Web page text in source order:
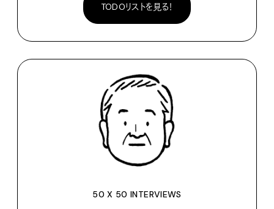
TODOリストを見る！
50 X 50 INTERVIEWS